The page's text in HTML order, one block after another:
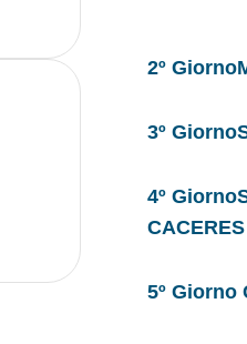
2º
3º
4º
5º Giorno